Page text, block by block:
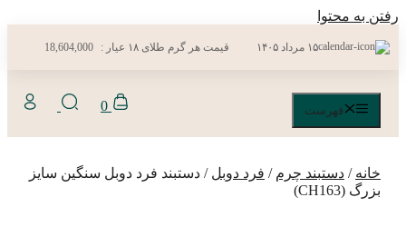
رفتن به محتوا
۱۵ مرداد ۱۴۰۵ قیمت هر گرم طلای ۱۸ عیار : 18,604,000
0 فهرست
خانه / دستبند چرم / فرد دوبل / دستبند فرد دوبل سنگین سایز
بزرگ (CH163)